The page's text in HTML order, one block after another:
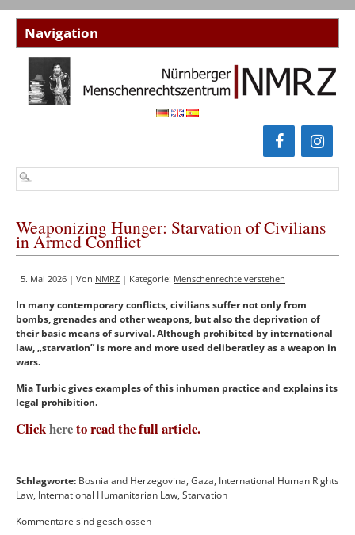
Weaponizing Hunger: Starvation of Civilians
in Armed Conflict
5. Mai 2026 | Von NMRZ | Kategorie: Menschenrechte verstehen
In many contemporary conflicts, civilians suffer not only from
bombs, grenades and other weapons, but also the deprivation of
their basic means of survival.Although prohibited by international
law, „starvation” is more and more used deliberatley as a weapon in
wars.
Mia Turbic gives examples of this inhuman practice and explains its
legal prohibition.
Clickhereto read the full article.
Schlagworte: Bosnia and Herzegovina, Gaza, International Human Rights
Law, International Humanitarian Law, Starvation
Kommentare sind geschlossen